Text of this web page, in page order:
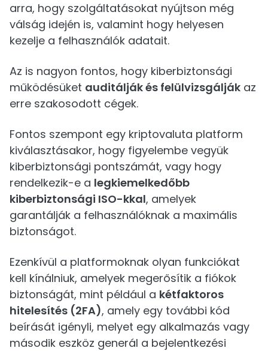
arra, hogy szolgáltatásokat nyújtson még
válság idején is, valamint hogy helyesen
kezelje a felhasználók adatait.
Az is nagyon fontos, hogy kiberbiztonsági
működésüket auditálják és felülvizsgálják az
erre szakosodott cégek.
Fontos szempont egy kriptovaluta platform
kiválasztásakor, hogy figyelembe vegyük
kiberbiztonsági pontszámát, vagy hogy
rendelkezik-e a legkiemelkedőbb
kiberbiztonsági ISO-kkal, amelyek
garantálják a felhasználóknak a maximális
biztonságot.
Ezenkívül a platformoknak olyan funkciókat
kell kínálniuk, amelyek megerősítik a fiókok
biztonságát, mint például a kétfaktoros
hitelesítés (2FA), amely egy további kód
beírását igényli, melyet egy alkalmazás vagy
második eszköz generál a bejelentkezési